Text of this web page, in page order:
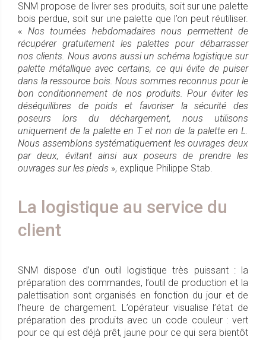
SNM propose de livrer ses produits, soit sur une palette
bois perdue, soit sur une palette que l’on peut réutiliser.
« Nos tournées hebdomadaires nous permettent de
récupérer gratuitement les palettes pour débarrasser
nos clients. Nous avons aussi un schéma logistique sur
palette métallique avec certains, ce qui évite de puiser
dans la ressource bois. Nous sommes reconnus pour le
bon conditionnement de nos produits. Pour éviter les
déséquilibres de poids et favoriser la sécurité des
poseurs lors du déchargement, nous utilisons
uniquement de la palette en T et non de la palette en L.
Nous assemblons systématiquement les ouvrages deux
par deux, évitant ainsi aux poseurs de prendre les
ouvrages sur les pieds », explique Philippe Stab.
La logistique au service du
client
SNM dispose d’un outil logistique très puissant : la
préparation des commandes, l’outil de production et la
palettisation sont organisés en fonction du jour et de
l’heure de chargement. L’opérateur visualise l’état de
préparation des produits avec un code couleur : vert
pour ce qui est déjà prêt, jaune pour ce qui sera bientôt